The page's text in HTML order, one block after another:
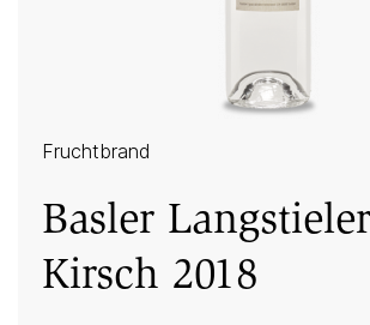
Fruchtbrand
Basler
Kirsch 2018